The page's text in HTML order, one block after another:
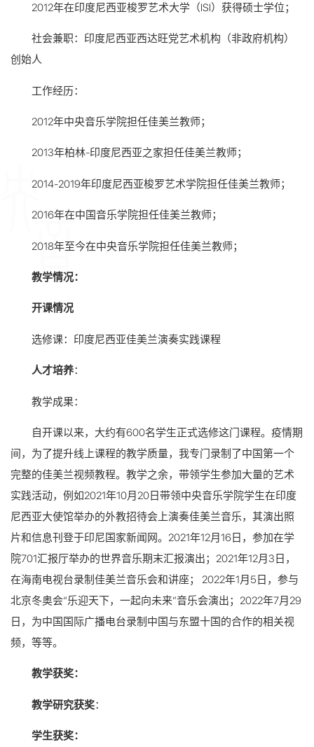
2012年在印度尼西亚梭罗艺术大学（ISI）获得硕士学位；
社会兼职：印度尼西亚西达旺党艺术机构（非政府机构）
创始人
工作经历：
2012年中央音乐学院担任佳美兰教师；
2013年柏林-印度尼西亚之家担任佳美兰教师；
2014-2019年印度尼西亚梭罗艺术学院担任佳美兰教师；
2016年在中国音乐学院担任佳美兰教师；
2018年至今在中央音乐学院担任佳美兰教师；
教学情况：
开课情况
选修课：印度尼西亚佳美兰演奏实践课程
人才培养：
教学成果：
自开课以来，大约有600名学生正式选修这门课程。疫情期
间，为了提升线上课程的教学质量，我专门录制了中国第一个
完整的佳美兰视频教程。教学之余，带领学生参加大量的艺术
实践活动，例如2021年10月20日带领中央音乐学院学生在印度
尼西亚大使馆举办的外教招待会上演奏佳美兰音乐，其演出照
片和信息刊登于印尼国家新闻网。2021年12月16日，参加在学
院701汇报厅举办的世界音乐期末汇报演出；2021年12月3日，
在海南电视台录制佳美兰音乐会和讲座； 2022年1月5日，参与
北京冬奥会“乐迎天下，一起向未来”音乐会演出；2022年7月29
日，为中国国际广播电台录制中国与东盟十国的合作的相关视
频，等等。
教学获奖：
教学研究获奖：
学生获奖：